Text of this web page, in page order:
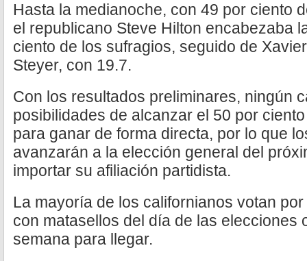
Hasta la medianoche, con 49 por ciento
el republicano Steve Hilton encabezaba
ciento de los sufragios, seguido de
Steyer, con 19.7.
Con los resultados preliminares, ningún
posibilidades de alcanzar el 50 por
para ganar de forma directa, por lo que
avanzarán a la elección general del
importar su afiliación partidista.
La mayoría de los californianos votan
con matasellos del día de las elecciones
semana para llegar.